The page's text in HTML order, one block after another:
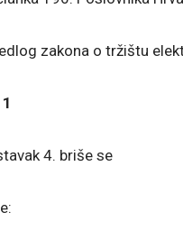
zakona o tržištu
4. briše se